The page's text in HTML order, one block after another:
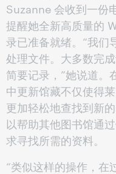
Suzanne 会收到一份
提醒她全新高质量的
录已准备就绪。“我们
处理文件。大多数完
简要记录，”她说道。
中更新馆藏不仅使得
更加轻松地查找到新
以帮助其他图书馆通
求寻找所需的资料。
“类似这样的操作，在